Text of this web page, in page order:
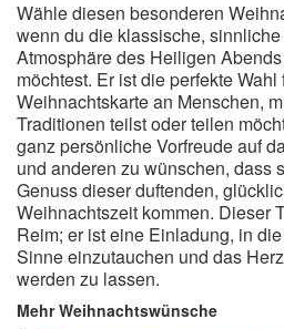
Wähle diesen besonderen
wenn du die klassische,
Atmosphäre des Heiligen
möchtest. Er ist die perfekte Wahl
Weihnachtskarte an Menschen,
Traditionen teilst oder teilen
ganz persönliche Vorfreude auf
und anderen zu wünschen, dass
Genuss dieser duftenden,
Weihnachtszeit kommen. Dieser
Reim; er ist eine Einladung, in
Sinne einzutauchen und das
werden zu lassen.
Mehr Weihnachtswünsche